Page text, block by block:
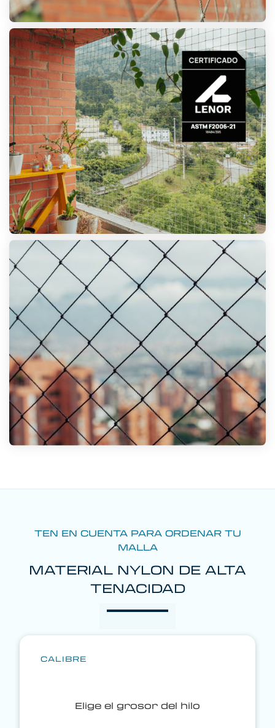
TEN EN CUENTA PARA ORDENAR TU
MALLA
MATERIAL NYLON DE ALTA
TENACIDAD
CALIBRE
Elige el grosor del hilo